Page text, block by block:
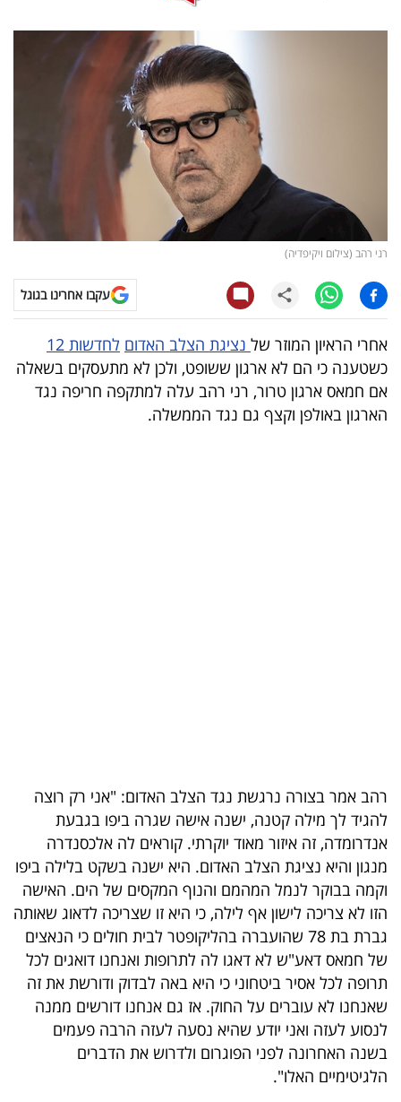
ויראלי
טלוויזיה
עסקי
ספורט
קריירה
ולימודים
מינויים
הכלכלי
פודקאסט
40
UNDER
40
שיתופי
פעולה
רני רהב (צילום ויקיפדיה)
עקבו אחרינו בגוגל
אחרי הראיון המוזר של נציגת הצלב האדום לחדשות 12
כשטענה כי הם לא ארגון ששופט, ולכן לא מתעסקים בשאלה
אם חמאס ארגון טרור, רני רהב עלה למתקפה חריפה נגד
הארגון באולפן וקצף גם נגד הממשלה.
רהב אמר בצורה נרגשת נגד הצלב האדום: "אני רק רוצה
להגיד לך מילה קטנה, ישנה אישה שגרה ביפו בגבעת
אנדרומדה, זה איזור מאוד יוקרתי. קוראים לה אלכסנדרה
מנגון והיא נציגת הצלב האדום. היא ישנה בשקט בלילה ביפו
וקמה בבוקר לנמל המהמם והנוף המקסים של הים. האישה
הזו לא צריכה לישון אף לילה, כי היא זו שצריכה לדאוג שאותה
גברת בת 78 שהועברה בהליקופטר לבית חולים כי הנאצים
של חמאס דאע"ש לא דאגו לה לתרופות ואנחנו דואגים לכל
תרופה לכל אסיר ביטחוני כי היא באה לבדוק ודורשת את זה
שאנחנו לא עוברים על החוק. אז גם אנחנו דורשים ממנה
לנסוע לעזה ואני יודע שהיא נסעה לעזה הרבה פעמים
בשנה האחרונה לפני הפוגרום ולדרוש את הדברים
הלגיטימיים האלו".